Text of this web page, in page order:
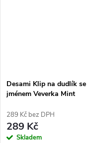
Desami Klip na dudlík se
jménem Veverka Mint
289 Kč bez DPH
289 Kč
Skladem